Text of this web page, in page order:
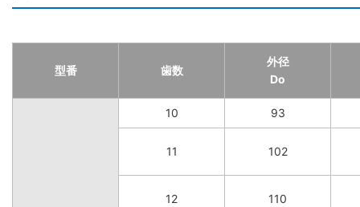
型番 歯数
外径
Do
10 93
11 102
12 110